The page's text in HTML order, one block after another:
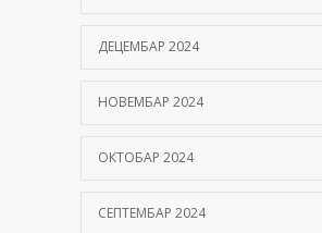
ДЕЦЕМБАР 2024
НОВЕМБАР 2024
ОКТОБАР 2024
СЕПТЕМБАР 2024